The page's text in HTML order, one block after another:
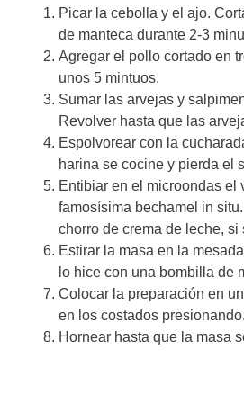
Picar la cebolla y el ajo.
de manteca durante 2-3
Agregar el pollo cortado en
unos 5 mintuos.
Sumar las arvejas y
Revolver hasta que las
Espolvorear con la
harina se cocine y pierda el
Entibiar en el microondas el
famosísima bechamel in
chorro de crema de leche, si
Estirar la masa en la
lo hice con una bombilla de
Colocar la preparación en
en los costados presionando.
Hornear hasta que la masa